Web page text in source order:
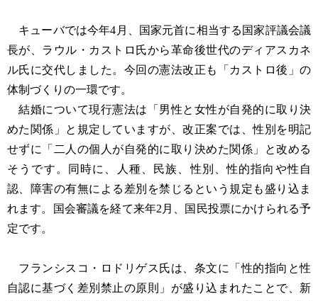
キューバでは今年4月、国家元首に相当する国家評議会議
長が、ラウル・カストロ氏から革命後世代のディアスカネ
ル氏に交代しました。今回の憲法改正も「カストロ後」の
体制づくりの一環です。
結婚について現行憲法は「男性と女性が自発的に取り決
めた関係」と規定していますが、改正案では、性別を明記
せずに「二人の個人が自発的に取り決めた関係」と改める
そうです。同時に、人種、民族、性別、性的指向や性自
認、障害の有無による差別を禁じるという規定も盛り込ま
れます。国会審議を経て来年2月、国民投票にかけられる予
定です。
フランシスコ・ロドリゲス氏は、条文に「性的指向と性
自認に基づく差別禁止の原則」が盛り込まれたことで、新